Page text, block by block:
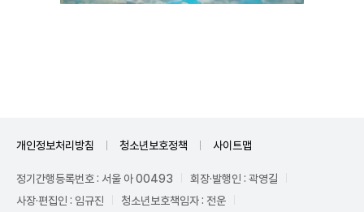
개인정보처리방침 청소년보호정책 사이트맵
정기간행등록번호 : 서울 아 00493
회장·발행인 : 곽영길
사장·편집인 : 임규진
청소년보호책임자 : 전운